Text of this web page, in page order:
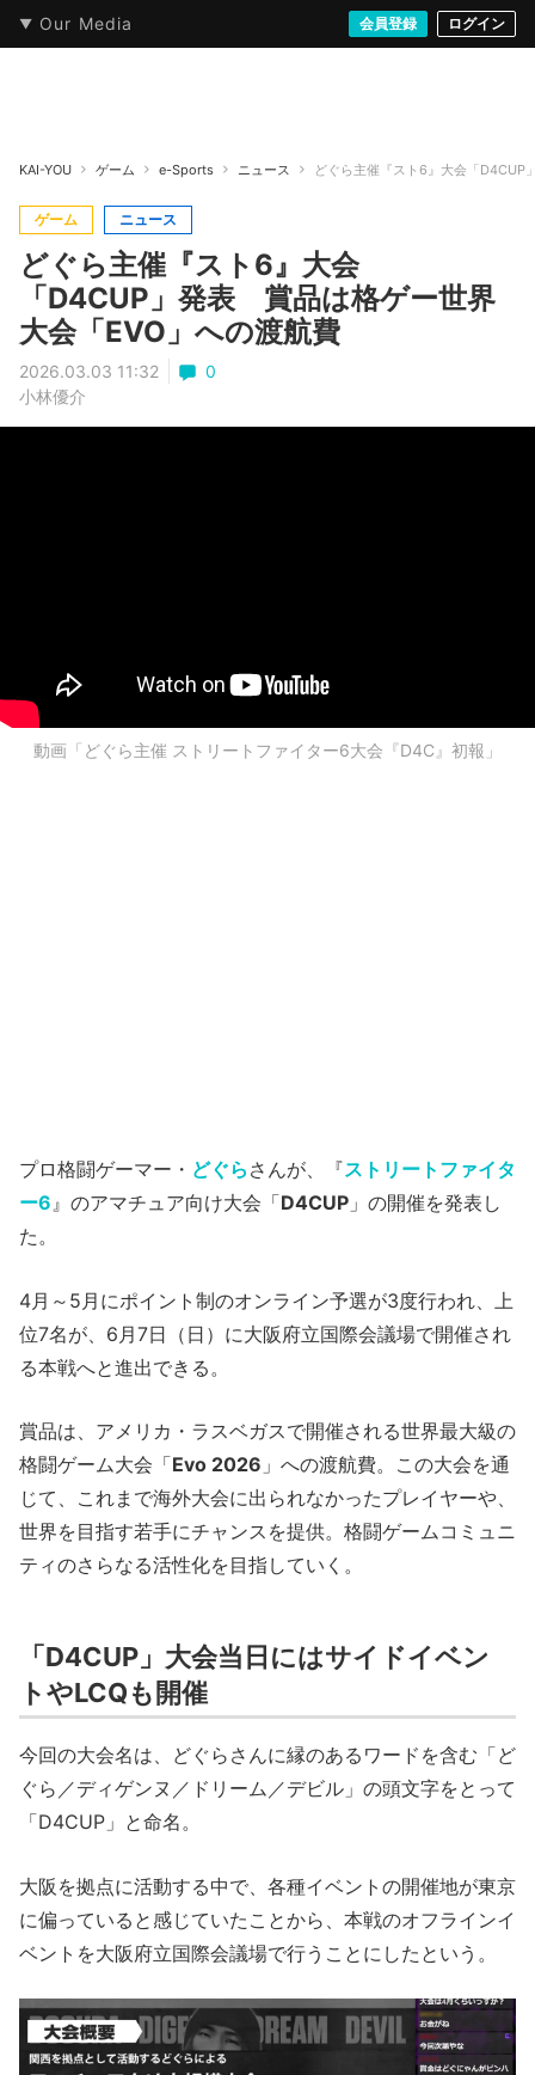
Our Media 会員登録 ログイン
本・文芸 情報化社会 音楽・映像 ゲームストリート
KAI-YOU ゲーム e-Sports ニュース どぐら主催『スト6』大会「
ゲーム ニュース
どぐら主催『スト6』大会
「D4CUP」発表 賞品は格ゲー世界
大会「EVO」への渡航費
2026.03.03 11:32
0
小林優介
動画「どぐら主催 ストリートファイター6大会『D4C』初報」
プロ格闘ゲーマー・ どぐら さんが、『ストリートファイタ
ー6』のアマチュア向け大会「D4CUP 」の開催を発表し
た。
4月～5月にポイント制のオンライン予選が3度行われ、上
位7名が、6月7日（日）に大阪府立国際会議場で開催され
る本戦へと進出できる。
賞品は、アメリカ・ラスベガスで開催される世界最大級の
格闘ゲーム大会「Evo 2026 」への渡航費。この大会を通
じて、これまで海外大会に出られなかったプレイヤーや、
世界を目指す若手にチャンスを提供。格闘ゲームコミュニ
ティのさらなる活性化を目指していく。
「D4CUP」大会当日にはサイドイベン
トやLCQも開催
今回の大会名は、どぐらさんに縁のあるワードを含む「ど
ぐら／ディゲンヌ／ドリーム／デビル」の頭文字をとって
「D4CUP」と命名。
大阪を拠点に活動する中で、各種イベントの開催地が東京
に偏っていると感じていたことから、本戦のオフラインイ
ベントを大阪府立国際会議場で行うことにしたという。